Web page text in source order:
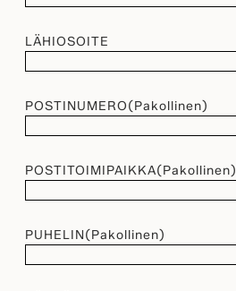
LÄHIOSOITE
POSTINUMERO(Pakollinen)
POSTITOIMIPAIKKA(Pakollinen)
PUHELIN(Pakollinen)